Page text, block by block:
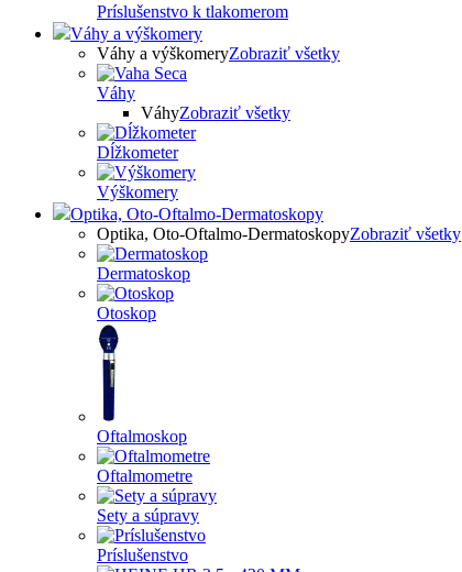
Príslušenstvo k tlakomerom
Váhy a výškomery
Váhy a výškomeryZobraziť všetky
Váhy
VáhyZobraziť všetky
Dĺžkometer
Výškomery
Optika, Oto-Oftalmo-Dermatoskopy
Optika, Oto-Oftalmo-DermatoskopyZobraziť všetky
Dermatoskop
Otoskop
Oftalmoskop
Oftalmometre
Sety a súpravy
Príslušenstvo